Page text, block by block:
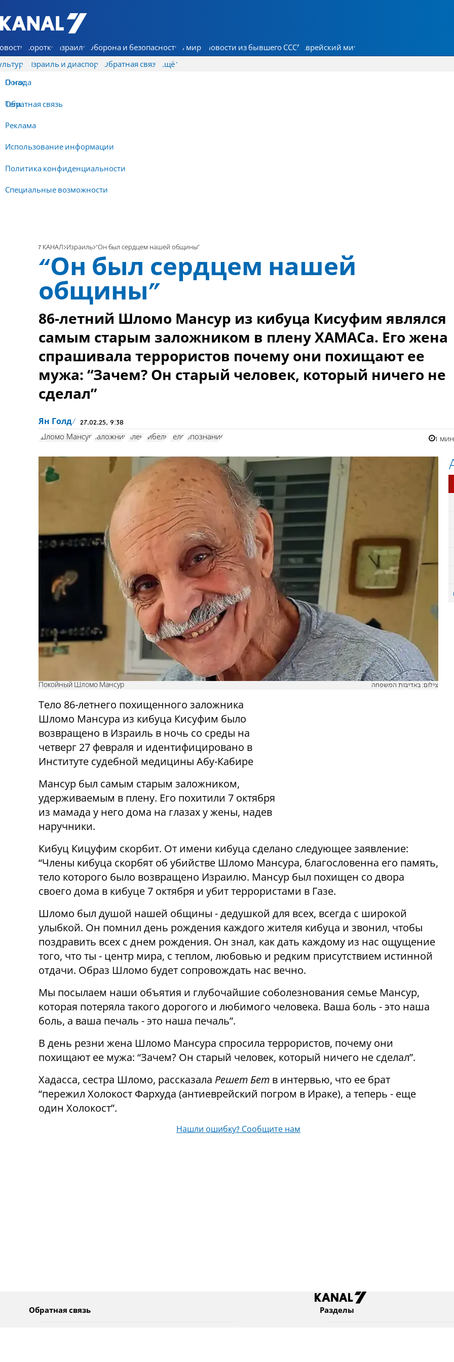
7 КАНАЛ - Аруц Шева
Коротко Израиль Оборона и безопасность В мире Новости из бывшего СССР Еврейский мир
Израиль и диаспора Обратная связь
О нас
Обратная связь
Реклама
Использование информации
Политика конфиденциальности
Специальные возможности
Ещё
Погода
Теги
7 КАНАЛ Израиль “Он был сердцем нашей общины”
“Он был сердцем нашей
общины”
86-летний Шломо Мансур из кибуца Кисуфим являлся
самым старым заложником в плену ХАМАСа. Его жена
спрашивала террористов почему они похищают ее
мужа: “Зачем? Он старый человек, который ничего не
сделал”
Ян Голд 27.02.25, 9:38
Шломо Мансур заложник плен гибель тело опознание 1
Покойный Шломо Мансур צילום: באדיבות המשפחה
Тело 86-летнего похищенного заложника
Шломо Мансура из кибуца Кисуфим было
возвращено в Израиль в ночь со среды на
четверг 27 февраля и идентифицировано в
Институте судебной медицины Абу-Кабире
Мансур был самым старым заложником,
удерживаемым в плену. Его похитили 7 октября
из мамада у него дома на глазах у жены, надев
наручники.
Кибуц Кицуфим скорбит. От имени кибуца сделано следующее заявление:
“Члены кибуца скорбят об убийстве Шломо Мансура, благословенна его память,
тело которого было возвращено Израилю. Мансур был похищен со двора
своего дома в кибуце 7 октября и убит террористами в Газе.
Шломо был душой нашей общины - дедушкой для всех, всегда с широкой
улыбкой. Он помнил день рождения каждого жителя кибуца и звонил, чтобы
поздравить всех с днем ​​рождения. Он знал, как дать каждому из нас ощущение
того, что ты - центр мира, с теплом, любовью и редким присутствием истинной
отдачи. Образ Шломо будет сопровождать нас вечно.
Мы посылаем наши объятия и глубочайшие соболезнования семье Мансур,
которая потеряла такого дорогого и любимого человека. Ваша боль - это наша
боль, а ваша печаль - это наша печаль”.
В день резни жена Шломо Мансура спросила террористов, почему они
похищают ее мужа: “Зачем? Он старый человек, который ничего не сделал”.
Хадасса, сестра Шломо, рассказала Решет Бет в интервью, что ее брат
“пережил Холокост Фархуда (антиеврейский погром в Ираке), а теперь - еще
один Холокост”.
Нашли ошибку? Сообщите нам
Обратная связь Разделы